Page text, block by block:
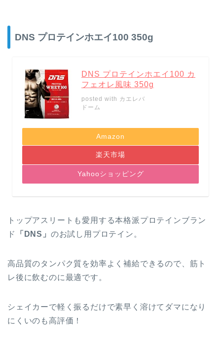
DNS プロテインホエイ100 350g
DNS プロテインホエイ100 カ
フェオレ風味 350g
posted with カエレバ
ドーム
Amazon
楽天市場
Yahooショッピング
トップアスリートも愛用する本格派プロテインブラン
ド
「DNS」 のお試し用プロテイン。
高品質のタンパク質を効率よく補給できるので、筋ト
レ後に飲むのに最適です。
シェイカーで軽く振るだけで素早く溶けてダマになり
にくいのも高評価！